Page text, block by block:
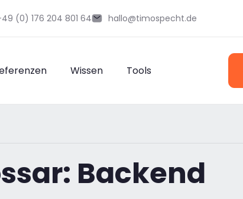
(0) 176 204 801 64 hallo@timospecht.de
Wissen Tools
Backend